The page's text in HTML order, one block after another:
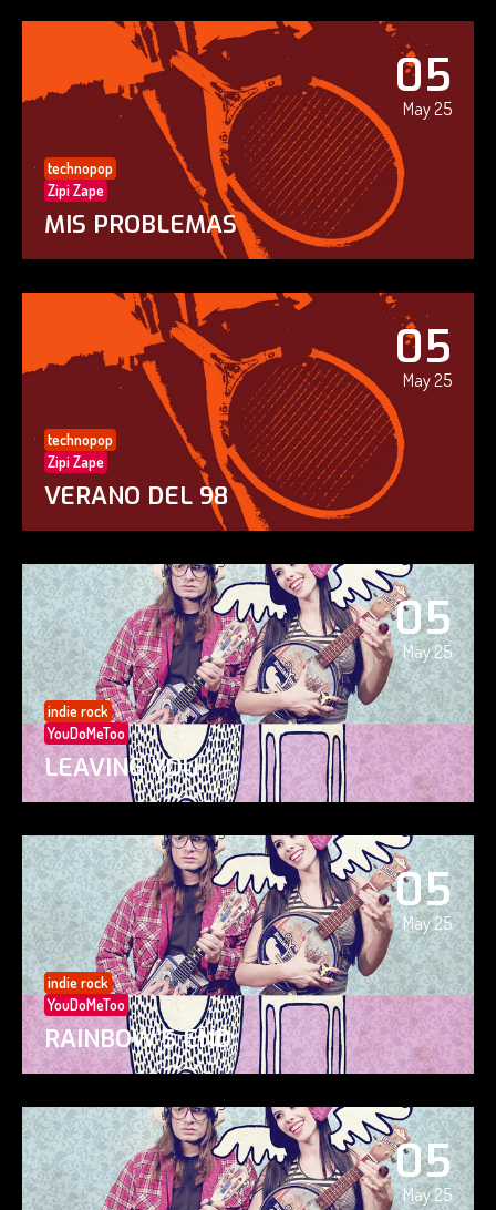
05
May 25
technopop
Zipi Zape
MIS PROBLEMAS
05
May 25
technopop
Zipi Zape
VERANO DEL 98
05
May 25
indie rock
YouDoMeToo
LEAVING YOU
05
May 25
indie rock
YouDoMeToo
RAINBOW’S END
05
May 25